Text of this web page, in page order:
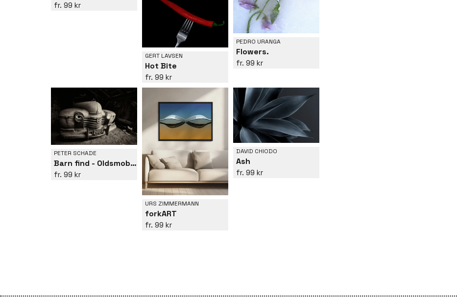
99 kr
GERT LAVSEN
Hot Bite
99 kr
PEDRO URANGA
Flowers.
99 kr
PETER SCHADE
Barn find - Oldsmobile
99 kr
URS ZIMMERMANN
forkART
99 kr
DAVID CHIODO
Ash
99 kr